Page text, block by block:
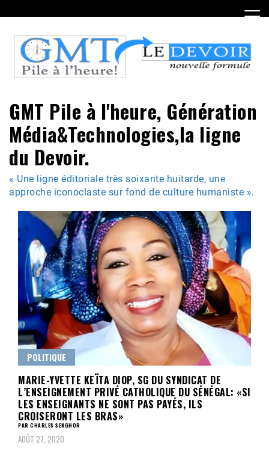
to
content
GMT Pile à l'heure, Génération
Média&Technologies,la ligne
du Devoir.
« Une ligne éditoriale très soixante huitarde, une
approche iconoclaste sur fond de culture humaniste ».
POLITIQUE
MARIE-YVETTE KEÏTA DIOP, SG DU SYNDICAT DE
L’ENSEIGNEMENT PRIVÉ CATHOLIQUE DU SÉNÉGAL: «SI
LES ENSEIGNANTS NE SONT PAS PAYÉS, ILS
CROISERONT LES BRAS»
PAR CHARLES SENGHOR
AOÛT 27, 2020